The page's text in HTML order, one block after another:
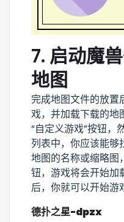
7. 启动魔
地图
完成地图文件的放置
戏，并加载下载的地
“自定义游戏”按钮，
列表中，你应该能够
地图的名称或缩略图
钮，游戏将会开始加
后，你就可以开始游
德扑之星-dpzx